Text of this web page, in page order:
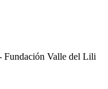
Fundación Valle del Lili